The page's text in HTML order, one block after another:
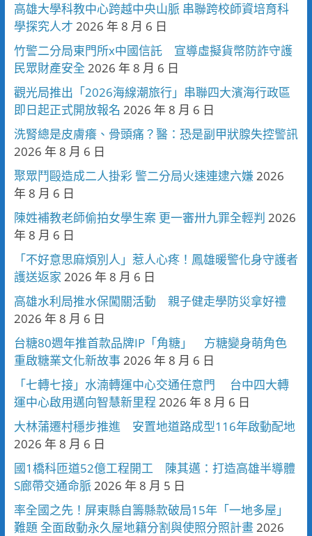
高雄大學科教中心跨越中央山脈 串聯跨校師資培育科
學探究人才 2026 年 8 月 6 日
竹警二分局東門所x中國信託 宣導虛擬貨幣防詐守護
民眾財產安全 2026 年 8 月 6 日
觀光局推出「2026海線潮旅行」串聯四大濱海行政區
即日起正式開放報名 2026 年 8 月 6 日
洗腎總是皮膚癢、骨頭痛？醫：恐是副甲狀腺失控警訊
2026 年 8 月 6 日
聚眾鬥毆造成二人掛彩 警二分局火速連逮六嫌2026
年 8 月 6 日
陳姓補教老師偷拍女學生案 更一審卅九罪全輕判 2026
年 8 月 6 日
「不好意思麻煩別人」惹人心疼！鳳雄暖警化身守護者
護送返家 2026 年 8 月 6 日
高雄水利局推水保闖關活動 親子健走學防災拿好禮
2026 年 8 月 6 日
台糖80週年推首款品牌IP「角糖」 方糖變身萌角色
重啟糖業文化新故事2026 年 8 月 6 日
「七轉七接」水湳轉運中心交通任意門 台中四大轉
運中心啟用邁向智慧新里程 2026 年 8 月 6 日
大林蒲遷村穩步推進 安置地道路成型116年啟動配地
2026 年 8 月 6 日
國1橋科匝道52億工程開工 陳其邁：打造高雄半導體
S廊帶交通命脈2026 年 8 月 5 日
率全國之先！屏東縣自籌縣款破局15年「一地多屋」
難題 全面啟動永久屋地籍分割與使照分照計畫2026